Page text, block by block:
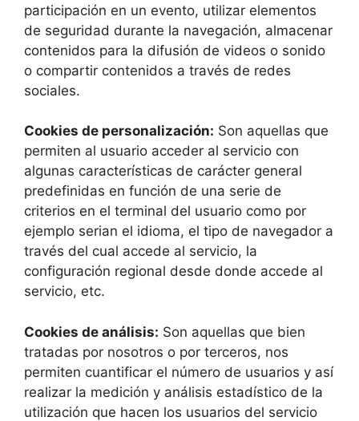
participación en un evento, utilizar elementos
de seguridad durante la navegación, almacenar
contenidos para la difusión de videos o sonido
o compartir contenidos a través de redes
sociales.
Cookies de personalización: Son aquellas que
permiten al usuario acceder al servicio con
algunas características de carácter general
predefinidas en función de una serie de
criterios en el terminal del usuario como por
ejemplo serian el idioma, el tipo de navegador a
través del cual accede al servicio, la
configuración regional desde donde accede al
servicio, etc.
Cookies de análisis: Son aquellas que bien
tratadas por nosotros o por terceros, nos
permiten cuantificar el número de usuarios y así
realizar la medición y análisis estadístico de la
utilización que hacen los usuarios del servicio